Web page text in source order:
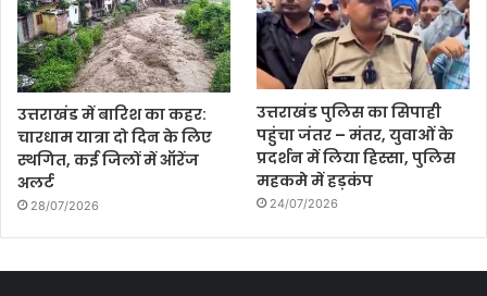
उत्तराखंड में बारिश का कहर:
चारधाम यात्रा दो दिन के लिए
स्थगित, कई जिलों में ऑरेंज
अलर्ट
28/07/2026
उत्तराखंड पुलिस का सिपाही
पहुंचा जंतर – मंतर, युवाओं के
प्रदर्शन में लिया हिस्सा, पुलिस
महकमे में हड़कंप
24/07/2026